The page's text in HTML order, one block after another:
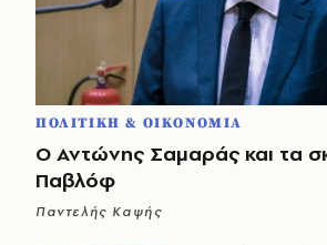
ΠΟΛΙΤΙΚΗ & ΟΙΚΟΝΟΜΙΑ
Ο Αντώνης Σαμαράς και τα
Παβλόφ
Παντελής Καψής